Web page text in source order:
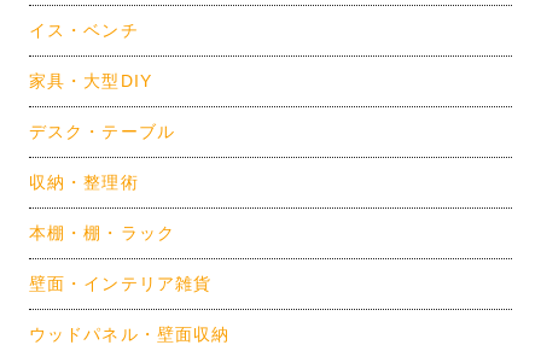
イス・ベンチ
家具・大型DIY
デスク・テーブル
収納・整理術
本棚・棚・ラック
壁面・インテリア雑貨
ウッドパネル・壁面収納